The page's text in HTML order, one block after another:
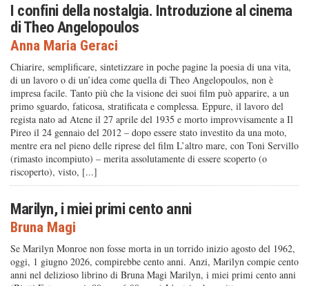
I confini della nostalgia. Introduzione al cinema
di Theo Angelopoulos
Anna Maria Geraci
Chiarire, semplificare, sintetizzare in poche pagine la poesia di una vita,
di un lavoro o di un’idea come quella di Theo Angelopoulos, non è
impresa facile. Tanto più che la visione dei suoi film può apparire, a un
primo sguardo, faticosa, stratificata e complessa. Eppure, il lavoro del
regista nato ad Atene il 27 aprile del 1935 e morto improvvisamente a Il
Pireo il 24 gennaio del 2012 – dopo essere stato investito da una moto,
mentre era nel pieno delle riprese del film L’altro mare, con Toni Servillo
(rimasto incompiuto) – merita assolutamente di essere scoperto (o
riscoperto), visto, [...]
Marilyn, i miei primi cento anni
Bruna Magi
Se Marilyn Monroe non fosse morta in un torrido inizio agosto del 1962,
oggi, 1 giugno 2026, compirebbe cento anni. Anzi, Marilyn compie cento
anni nel delizioso librino di Bruna Magi Marilyn, i miei primi cento anni